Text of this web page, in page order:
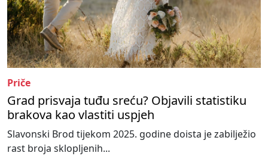
Priče
Grad prisvaja tuđu sreću? Objavili statistiku
brakova kao vlastiti uspjeh
Slavonski Brod tijekom 2025. godine doista je zabilježio
rast broja sklopljenih...